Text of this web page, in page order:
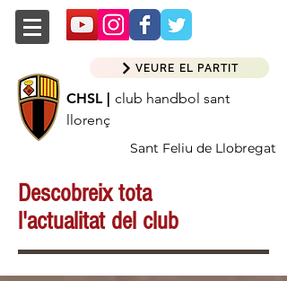
CHSL | club handbol sant
llorenç
Sant Feliu de Llobregat
VEURE EL PARTIT
Descobreix tota
l'actualitat del club